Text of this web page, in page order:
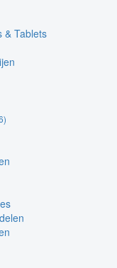
& Tablets